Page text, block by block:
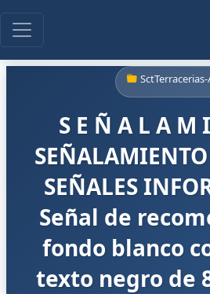
SctTerracerias-
S E Ñ A L A M
SEÑALES
Señal de
fondo blanco
texto negro de